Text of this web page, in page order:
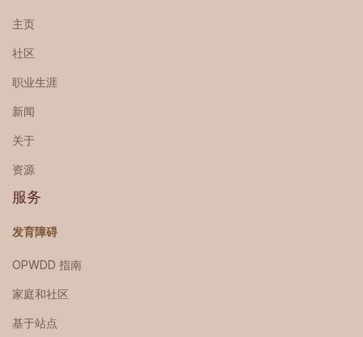
主页
社区
职业生涯
新闻
关于
资源
服务
发育障碍
OPWDD 指南
家庭和社区
基于站点